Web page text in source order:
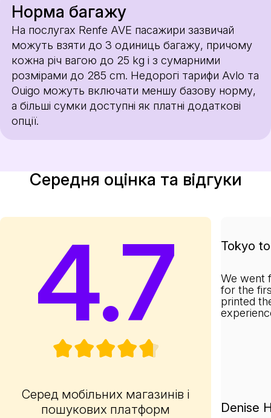
Норма багажу
На послугах Renfe AVE пасажири зазвичай
можуть взяти до 3 одиниць багажу, причому
кожна річ вагою до 25 kg і з сумарними
розмірами до 285 cm. Недорогі тарифи Avlo та
Ouigo можуть включати меншу базову норму,
а більші сумки доступні як платні додаткові
опції.
Середня оцінка та відгуки
4.7
Серед мобільних магазинів і
пошукових платформ
Tokyo
We went
for the
printed
Denise